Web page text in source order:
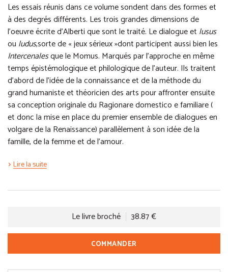
Les essais réunis dans ce volume sondent dans des formes et
à des degrés différents. Les trois grandes dimensions de
l’oeuvre écrite d’Alberti que sont le traité. Le dialogue et lusus
ou ludus,sorte de « jeux sérieux »dont participent aussi bien les
Intercenalesque le Momus. Marqués par l’approche en même
temps épistémologique et philologique de l’auteur. Ils traitent
d’abord de l’idée de la connaissance et de la méthode du
grand humaniste et théoricien des arts pour affronter ensuite
sa conception originale du Ragionare domestico e familiare (
et donc la mise en place du premier ensemble de dialogues en
volgare de la Renaissance) parallèlement à son idée de la
famille, de la femme et de l’amour.
Lire la suite
Le livre broché 38.87 €
COMMANDER